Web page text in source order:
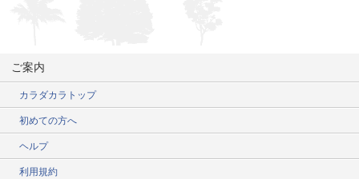
ご案内
カラダカラトップ
初めての方へ
ヘルプ
利用規約